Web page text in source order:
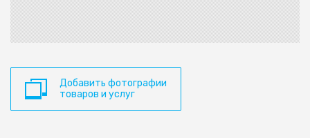
Добавить фотографии
товаров и услуг